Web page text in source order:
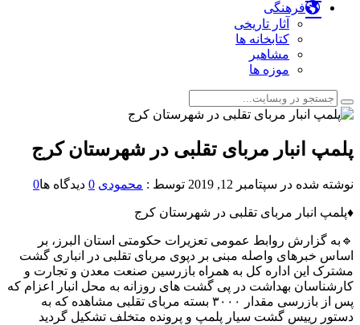
فرهنگی
آثار تاریخی
کتابخانه ها
مشاهیر
موزه ها
پلمپ انبار مربای تقلبی در شهرستان کرج
نوشته شده در سپتامبر 12, 2019 توسط : محمودی 0 دیدگاه ها0
♦️پلمپ انبار مربای تقلبی در شهرستان کرج
🔹به گزارش روابط عمومی تعزیرات حکومتی استان البرز، بر
اساس خبرهای واصله مبنی بر دپوی مربای تقلبی در انباری گشت
مشترک این اداره کل به همراه بازرسین صنعت معدن و تجارت و
کارشناسان بهداشت در پی گشت های روزانه به محل انبار اعزام که
پس از بازرسی مقدار ۳۰۰۰ بسته مربای تقلبی مشاهده که به
دستور رییس گشت سیار پلمپ و پرونده متخلف تشکیل گردید